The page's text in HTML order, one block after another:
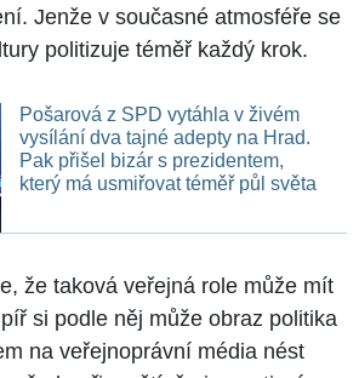
Jenže v současné atmosféře se
politizuje téměř každý krok.
Pošarová z SPD vytáhla v živém
vysílání dva tajné adepty na Hrad.
Pak přišel bizár s prezidentem,
který má usmiřovat téměř půl světa
že taková veřejná role může mít
si podle něj může obraz politika
na veřejnoprávní média nést